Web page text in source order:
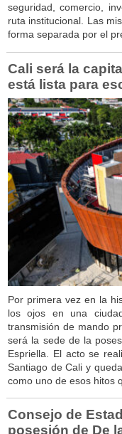
seguridad, comercio,
ruta institucional. Las
forma separada por el
Cali será la
está lista para
Por primera vez en la
los ojos en una
transmisión de mando
será la sede de la
Espriella. El acto se
Santiago de Cali y
como uno de esos hitos
Consejo de
posesión de De